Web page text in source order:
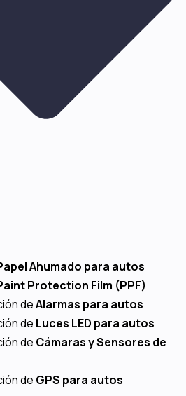
Ahumado para autos
Protection Film (PPF)
deAlarmas para autos
de Luces LED para autos
de Cámaras y Sensores de
de GPS para autos